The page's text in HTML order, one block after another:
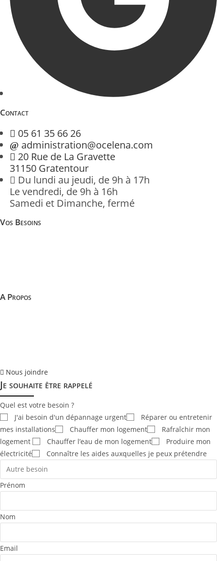
Contact
05 61 35 66 26
administration@ocelena.com
20 Rue de La Gravette
31150 Gratentour
Du lundi au jeudi, de 9h à 17h
Le vendredi, de 9h à 16h
Samedi et Dimanche, fermé
Vos Besoins
A Propos
Nous joindre
Je souhaite être rappelé
Quel est votre besoin ?
J'ai besoin d'un dépannage urgent
Réparer ou entretenir
mes installations
Chauffer mon logement
Rafraîchir mon
logement
Chauffer l’eau de mon logement
Produire mon
électricité
Connaître les aides auxquelles je peux prétendre
Prénom
Nom
Email